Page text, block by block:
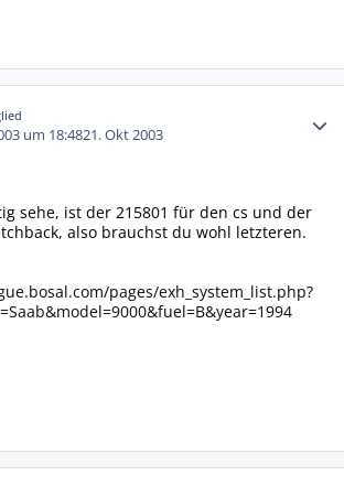
um 18:4821. Okt 2003
sehe, ist der 215801 für den cs und der
also brauchst du wohl letzteren.
pages/exh_system_list.php?